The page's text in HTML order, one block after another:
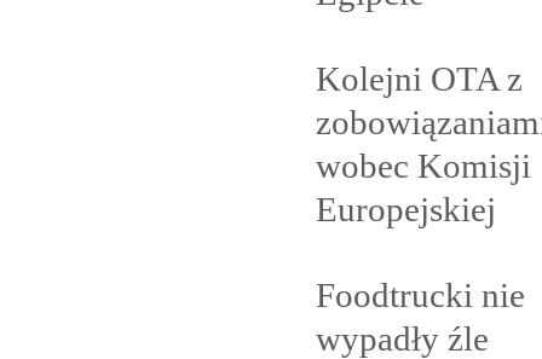
Kolejni OTA z
wobec Komisji
Europejskiej
Foodtrucki nie
wypadły źle